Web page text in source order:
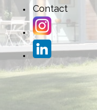
Contact